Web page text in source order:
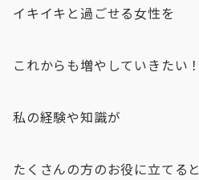
イキイキと過ごせる女性を
これからも増やしていきたい！
私の経験や知識が
たくさんの方のお役に立てると